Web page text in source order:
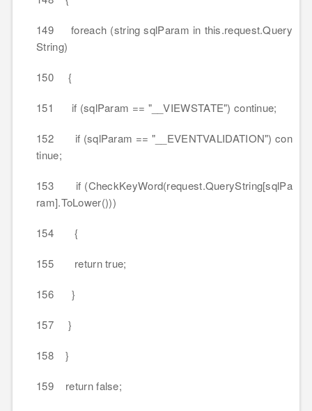
149 foreach (string sqlParam in this.request.Query
String)
150 {
151 if (sqlParam == "__VIEWSTATE") continue;
152 if (sqlParam == "__EVENTVALIDATION") con
tinue;
153 if (CheckKeyWord(request.QueryString[sqlPa
ram].ToLower()))
154 {
155 return true;
156 }
157 }
158 }
159 return false;